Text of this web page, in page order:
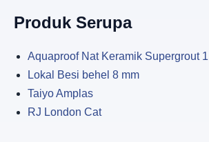
Produk Serupa
Aquaproof Nat Keramik Supergrout
Lokal Besi behel 8 mm
Taiyo Amplas
RJ London Cat